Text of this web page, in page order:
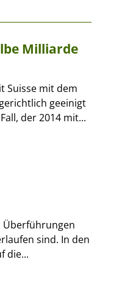
Milliarde
Suisse mit dem
geeinigt
der 2014 mit...
Überführungen
sind. In den
die...